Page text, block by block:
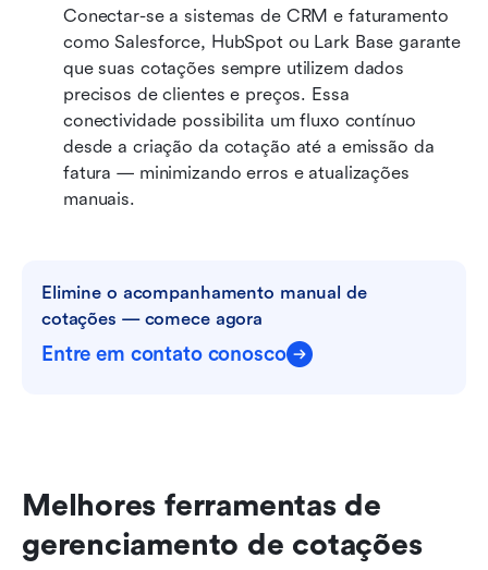
Conectar-se a sistemas de CRM e faturamento
como Salesforce, HubSpot ou Lark Base garante
que suas cotações sempre utilizem dados
precisos de clientes e preços. Essa
conectividade possibilita um fluxo contínuo
desde a criação da cotação até a emissão da
fatura — minimizando erros e atualizações
manuais.
Elimine o acompanhamento manual de
cotações — comece agora
Entre em contato conosco
Melhores ferramentas de
gerenciamento de cotações